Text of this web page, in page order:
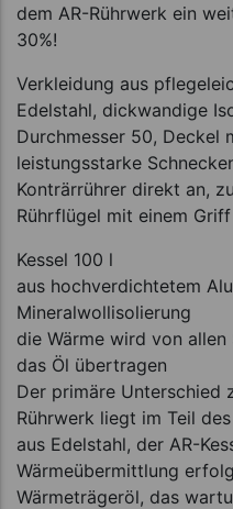
dem AR-Rührwerk ein
30%!
Verkleidung aus
Edelstahl, dickwandige
Durchmesser 50, Deckel
leistungsstarke
Konträrrührer direkt an,
Rührflügel mit einem
Kessel 100 l
aus hochverdichtetem
Mineralwollisolierung
die Wärme wird von
das Öl übertragen
Der primäre Unterschied
Rührwerk liegt im Teil
aus Edelstahl, der AR-
Wärmeübermittlung
Wärmeträgeröl, das